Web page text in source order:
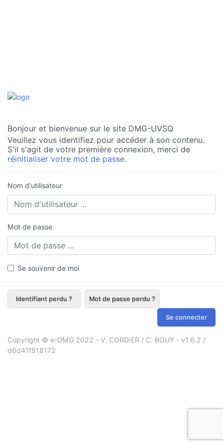
Bonjour et bienvenue sur le site DMG-UVSQ
Veuillez vous identifiez pour accéder à son contenu.
S'il s'agit de votre première connexion, merci de
réinitialiser votre mot de passe.
Nom d'utilisateur
Mot de passe
Se souvenir de moi
Identifiant perdu ? Mot de passe perdu ?
Se connecter
Copyright © e-DMG 2022 - V. CORDIER / C. BOUY - v1.6.2 /
d6d41f918172